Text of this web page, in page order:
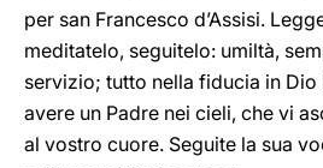
per san Francesco d’Assisi.
meditatelo, seguitelo: umiltà,
servizio; tutto nella fiducia in Dio
avere un Padre nei cieli, che vi
al vostro cuore. Seguite la sua